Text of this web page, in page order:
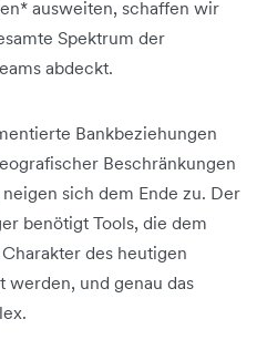
ausweiten, schaffen wir
Spektrum der
abdeckt.
Bankbeziehungen
Beschränkungen
sich dem Ende zu. Der
benötigt Tools, die dem
des heutigen
werden, und genau das